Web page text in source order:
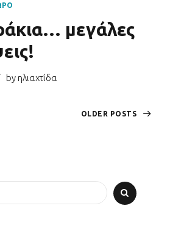
μεγάλες
by ηλιαχτίδα
OLDER POSTS